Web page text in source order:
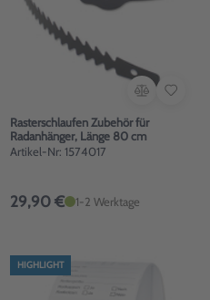
Rasterschlaufen Zubehör für
Radanhänger, Länge 80 cm
Artikel-Nr: 1574017
29,90 € 1-2 Werktage
HIGHLIGHT